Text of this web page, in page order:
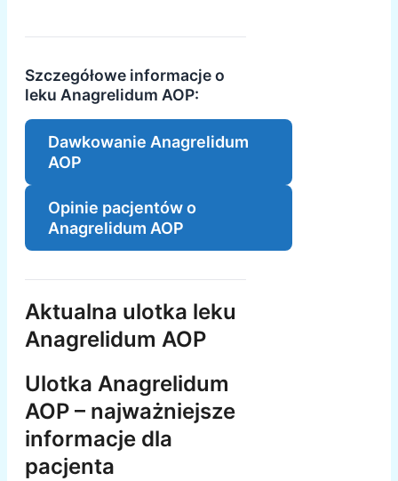
Szczegółowe informacje o
leku Anagrelidum AOP:
Dawkowanie Anagrelidum
AOP
Opinie pacjentów o
Anagrelidum AOP
Aktualna ulotka leku
Anagrelidum AOP
Ulotka Anagrelidum
AOP – najważniejsze
informacje dla
pacjenta